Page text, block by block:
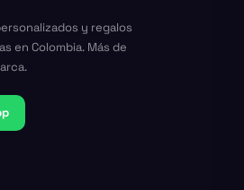
y regalos
en Colombia. Más de